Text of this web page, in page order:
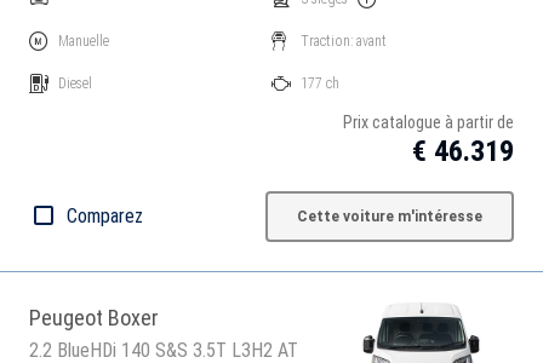
Manuelle
Diesel
Traction: avant
177 ch
Prix catalogue à partir de
€ 46.319
Comparez Cette voiture m'intéresse
Peugeot Boxer
2.2 BlueHDi 140 S&S 3.5T L3H2 AT